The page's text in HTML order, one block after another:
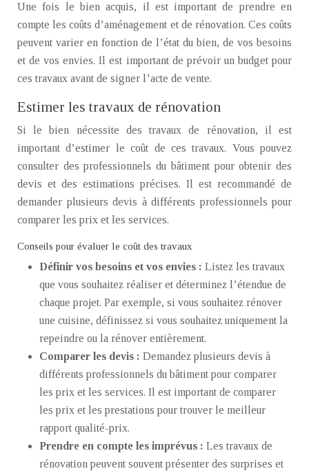
Une fois le bien acquis, il est important de prendre en
compte les coûts d’aménagement et de rénovation. Ces coûts
peuvent varier en fonction de l’état du bien, de vos besoins
et de vos envies. Il est important de prévoir un budget pour
ces travaux avant de signer l’acte de vente.
Estimer les travaux de rénovation
Si le bien nécessite des travaux de rénovation, il est
important d’estimer le coût de ces travaux. Vous pouvez
consulter des professionnels du bâtiment pour obtenir des
devis et des estimations précises. Il est recommandé de
demander plusieurs devis à différents professionnels pour
comparer les prix et les services.
Conseils pour évaluer le coût des travaux
Définir vos besoins et vos envies : Listez les travaux
que vous souhaitez réaliser et déterminez l’étendue de
chaque projet. Par exemple, si vous souhaitez rénover
une cuisine, définissez si vous souhaitez uniquement la
repeindre ou la rénover entièrement.
Comparer les devis : Demandez plusieurs devis à
différents professionnels du bâtiment pour comparer
les prix et les services. Il est important de comparer
les prix et les prestations pour trouver le meilleur
rapport qualité-prix.
Prendre en compte les imprévus : Les travaux de
rénovation peuvent souvent présenter des surprises et